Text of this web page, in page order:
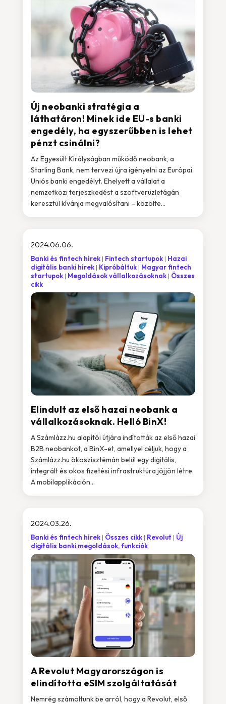
Új neobanki stratégia a
láthatáron! Minek ide EU-s banki
engedély, ha egyszerűbben is lehet
pénzt csinálni?
Az Egyesült Királyságban működő neobank, a
Starling Bank, nem tervezi újra igényelni az Európai
Uniós banki engedélyt. Ehelyett a vállalat a
nemzetközi terjeszkedést a szoftverüzletágán
keresztül kívánja megvalósítani – közölte...
Elindult az első hazai neobank a
vállalkozásoknak. Helló BinX!
2024.06.06.
Banki és fintech hírek Fintech startupok
Hazai
digitális banki hírek
Kipróbáltuk
Magyar fintech
startupok
Megoldások vállalkozásoknak
Összes
cikk
A Számlázz.hu alapítói útjára indították az első hazai
B2B neobankot, a BinX-et, amellyel céljuk, hogy a
Számlázz.hu ökoszisztémán belül egy digitális,
integrált és okos fizetési infrastruktúra jöjjön létre.
A mobilapplikáción...
A Revolut Magyarországon is
elindította eSIM szolgáltatását
2024.03.26.
Banki és fintech hírek Összes cikk Revolut
Új
digitális banki megoldások, funkciók
Nemrég számoltunk be arról, hogy a Revolut, első